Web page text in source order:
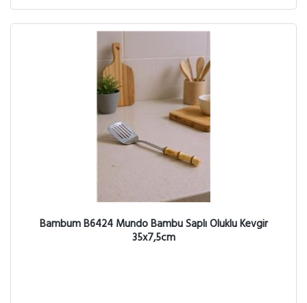
Bambum B6424 Mundo Bambu Saplı Oluklu Kevgir
35x7,5cm